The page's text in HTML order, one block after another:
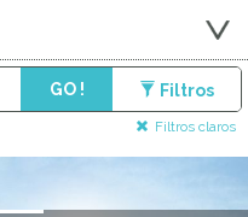
GO ! Filtros
Filtros claros